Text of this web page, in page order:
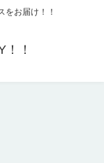
をお届け！！
！